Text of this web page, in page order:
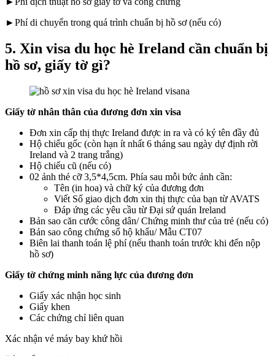
►Phí di chuyển trong quá trình chuẩn bị hồ sơ (nếu có)
5. Xin visa du học hè Ireland cần chuẩn bị
hồ sơ, giấy tờ gì?
Giấy tờ nhân thân của đương đơn xin visa
Đơn xin cấp thị thực Ireland được in ra và có ký tên đầy đủ
Hộ chiếu gốc (còn hạn ít nhất 6 tháng sau ngày dự định rời
Ireland và 2 trang trắng)
Hộ chiếu cũ (nếu có)
02 ảnh thẻ cỡ 3,5*4,5cm. Phía sau mỗi bức ảnh cần:
Tên (in hoa) và chữ ký của đương đơn
Viết Số giao dịch đơn xin thị thực của bạn từ AVATS
Đáp ứng các yêu cầu từ Đại sứ quán Ireland
Bản sao căn cước công dân/ Chứng minh thư của trẻ (nếu có)
Bản sao công chứng sổ hộ khẩu/ Mẫu CT07
Biên lai thanh toán lệ phí (nếu thanh toán trước khi đến nộp
hồ sơ)
Giấy tờ chứng minh năng lực của đương đơn
Giấy xác nhận học sinh
Giấy khen
Các chứng chỉ liên quan
Xác nhận vé máy bay khứ hồi